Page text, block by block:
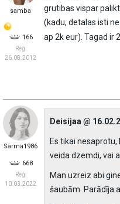
samba
166
Reģ:
26.08.2012
grutibas vispar
(kadu, detalas isti
ap 2k eur). Tagad ir
Sarma1986
668
Reģ:
10.03.2022
Deisijaa @
Es tikai
veida dzemdi, vai
Man uzreiz abi
šaubām. Parādīja